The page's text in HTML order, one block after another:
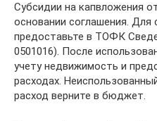
Субсидии на капвложения
основании соглашения. Для
предоставьте в ТОФК
0501016). После
учету недвижимость и
расходах.
расход верните в бюджет.